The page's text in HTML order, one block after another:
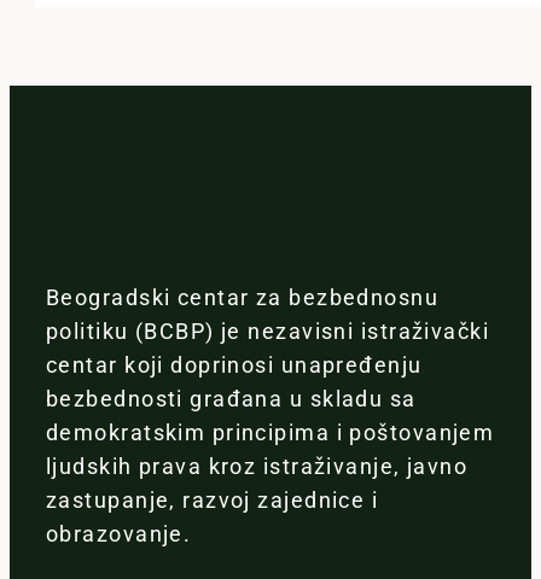
Beogradski centar za bezbednosnu
politiku (BCBP) je nezavisni istraživački
centar koji doprinosi unapređenju
bezbednosti građana u skladu sa
demokratskim principima i poštovanjem
ljudskih prava kroz istraživanje, javno
zastupanje, razvoj zajednice i
obrazovanje.